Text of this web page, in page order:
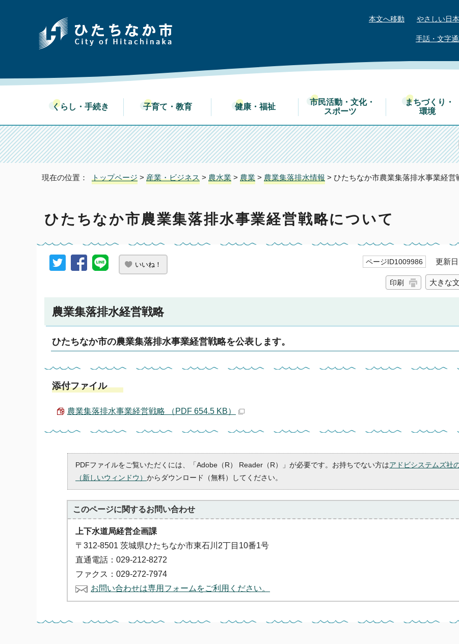
本文へ移動 やさしい日
手話・文字
くらし・手続き 子育て・教育 健康・福祉
市民活動・文化・
スポーツ
まちづくり・
環境
現在の位置： トップページ > 産業・ビジネス > 農水業 > 農業 > 農業集落排水情報 > ひたちなか市農業集落排水事業経営
ひたちなか市農業集落排水事業経営戦略について
いいね！ ページID1009986 更新日
印刷 大きな
農業集落排水経営戦略
ひたちなか市の農業集落排水事業経営戦略を公表します。
添付ファイル
農業集落排水事業経営戦略 （PDF 654.5 KB）
PDFファイルをご覧いただくには、「Adobe（R） Reader（R）」が必要です。お持ちでない方はアドビシステムズ社
（新しいウィンドウ） からダウンロード（無料）してください。
このページに関するお問い合わせ
上下水道局経営企画課
〒312-8501 茨城県ひたちなか市東石川2丁目10番1号
直通電話：029-212-8272
ファクス：029-272-7974
お問い合わせは専用フォームをご利用ください。